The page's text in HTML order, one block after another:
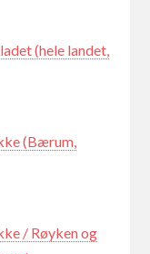
(hele landet,
(Bærum,
/ Røyken og